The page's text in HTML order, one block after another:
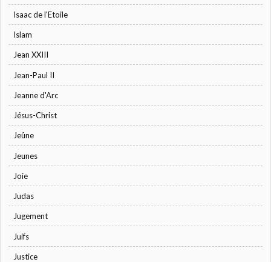
Isaac de l'Etoile
Islam
Jean XXIII
Jean-Paul II
Jeanne d'Arc
Jésus-Christ
Jeûne
Jeunes
Joie
Judas
Jugement
Juifs
Justice